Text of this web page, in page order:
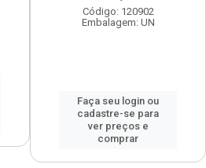
Código: 120902
Embalagem: UN
Faça seu login ou
cadastre-se para
ver preços e
comprar